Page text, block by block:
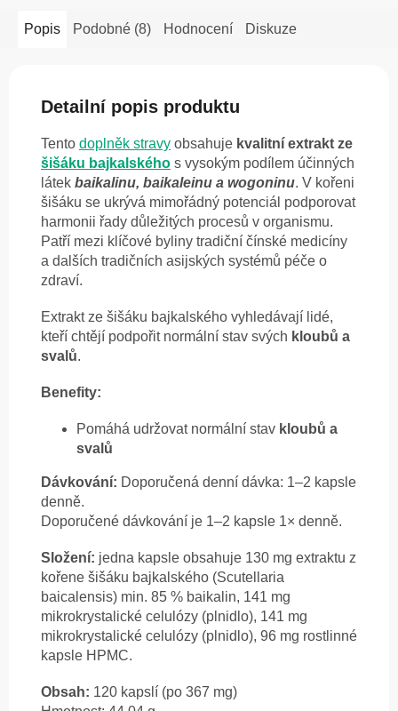
Popis Podobné (8) Hodnocení Diskuze
Detailní popis produktu
Tento doplněk stravy obsahuje kvalitní extrakt ze
šišáku bajkalského s vysokým podílem účinných
látek baikalinu, baikaleinu a wogoninu. V kořeni
šišáku se ukrývá mimořádný potenciál podporovat
harmonii řady důležitých procesů v organismu.
Patří mezi klíčové byliny tradiční čínské medicíny
a dalších tradičních asijských systémů péče o
zdraví.
Extrakt ze šišáku bajkalského vyhledávají lidé,
kteří chtějí podpořit normální stav svých kloubů a
svalů.
Benefity:
Pomáhá udržovat normální stav kloubů a
svalů
Dávkování: Doporučená denní dávka: 1–2 kapsle
denně.
Doporučené dávkování je 1–2 kapsle 1× denně.
Složení: jedna kapsle obsahuje 130 mg extraktu z
kořene šišáku bajkalského (Scutellaria
baicalensis) min. 85 % baikalin, 141 mg
mikrokrystalické celulózy (plnidlo), 141 mg
mikrokrystalické celulózy (plnidlo), 96 mg rostlinné
kapsle HPMC.
Obsah: 120 kapslí (po 367 mg)